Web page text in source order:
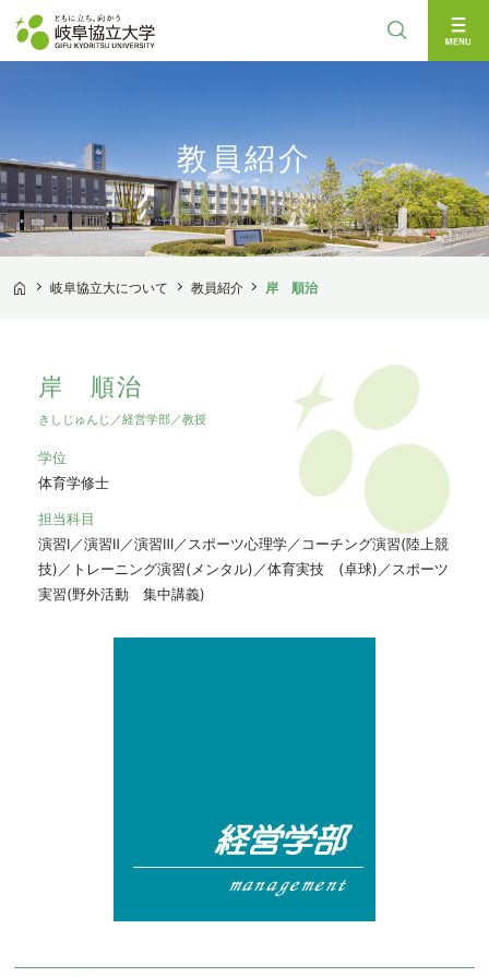
教員紹介
岐阜協立大について 教員紹介 岸 順治
岸 順治
きしじゅんじ／経営学部／教授
学位
体育学修士
担当科目
演習Ⅰ／演習Ⅱ／演習Ⅲ／スポーツ心理学／コーチング演習(陸上競
技)／トレーニング演習(メンタル)／体育実技 (卓球)／スポーツ
実習(野外活動 集中講義)